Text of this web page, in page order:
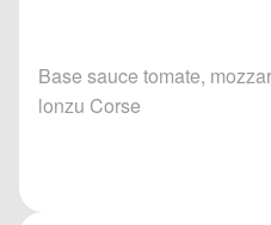
Base sauce tomate,
lonzu Corse